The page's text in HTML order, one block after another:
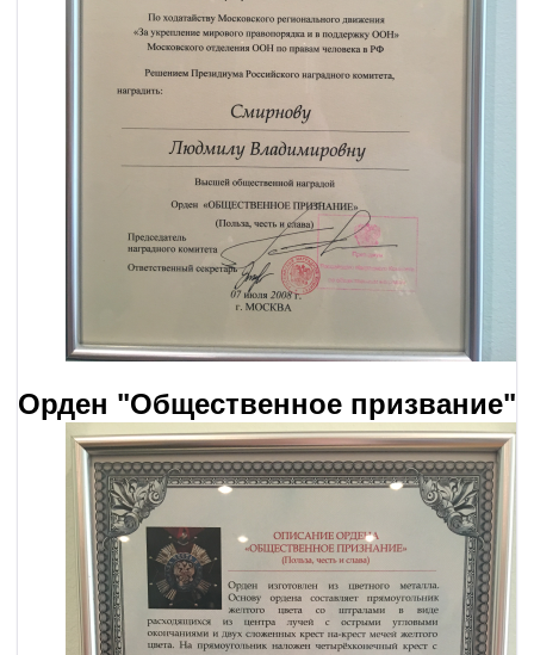
Орден "Общественное призвание"